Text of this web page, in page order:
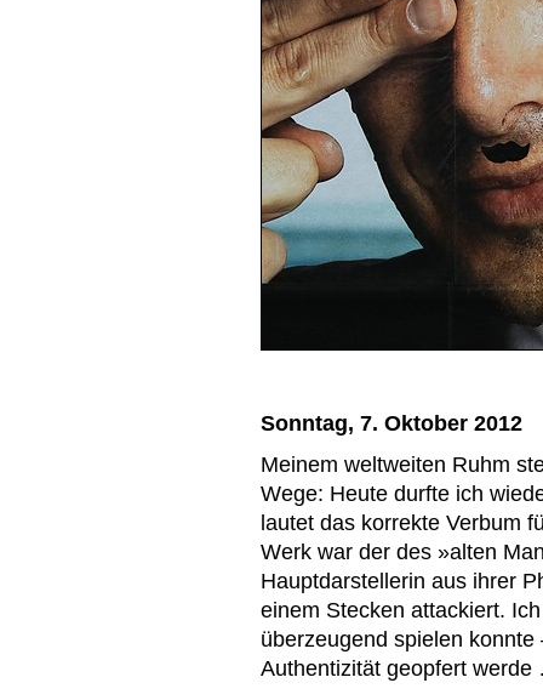
Sonntag, 7. Oktober 2012
Meinem weltweiten Ruhm
Wege: Heute durfte ich
lautet das korrekte Verbum
Werk war der des »alten
Hauptdarstellerin aus ihrer
einem Stecken attackiert.
überzeugend spielen
Authentizität geopfert